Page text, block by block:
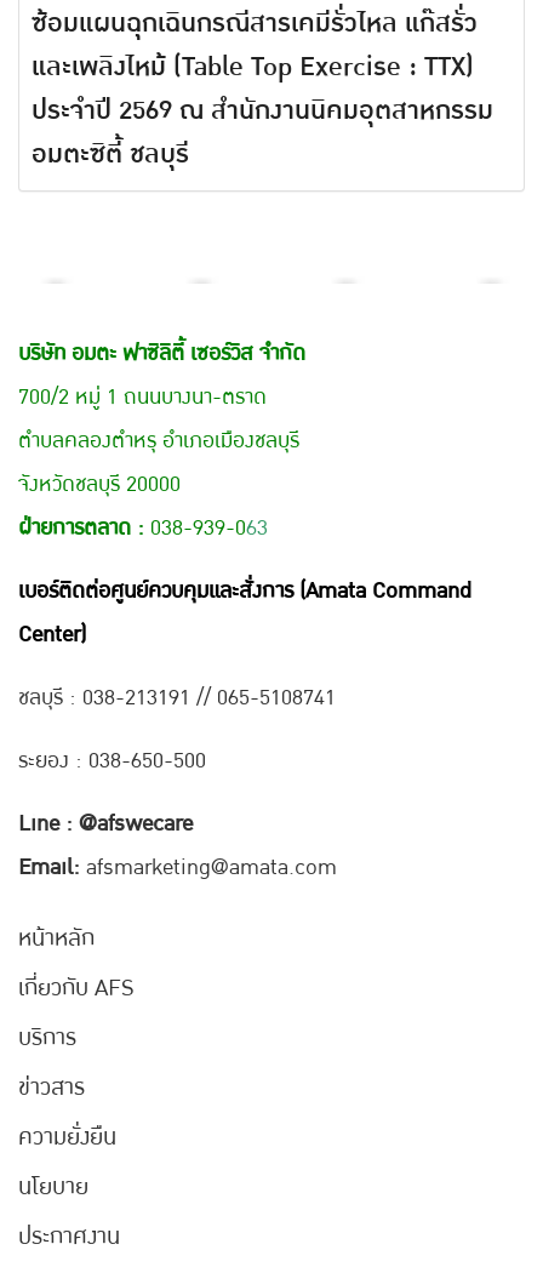
ซ้อมแผนฉุกเฉินกรณีสารเคมีรั่วไหล แก๊สรั่ว
และเพลิงไหม้ (Table Top Exercise : TTX)
ประจำปี 2569 ณ สำนักงานนิคมอุตสาหกรรม
อมตะซิตี้ ชลบุรี
บริษัท อมตะ ฟาซิลิตี้ เซอร์วิส จำกัด
700/2 หมู่ 1 ถนนบางนา-ตราด
ตำบลคลองตำหรุ อำเภอเมืองชลบุรี
จังหวัดชลบุรี 20000
ฝ่ายการตลาด : 038-939-063
เบอร์ติดต่อศูนย์ควบคุมและสั่งการ (Amata Command
Center)
ชลบุรี : 038-213191 // 065-5108741
ระยอง : 038-650-500
Line : @afswecare
Email: afsmarketing@amata.com
หน้าหลัก
เกี่ยวกับ AFS
บริการ
ข่าวสาร
ความยั่งยืน
นโยบาย
ประกาศงาน